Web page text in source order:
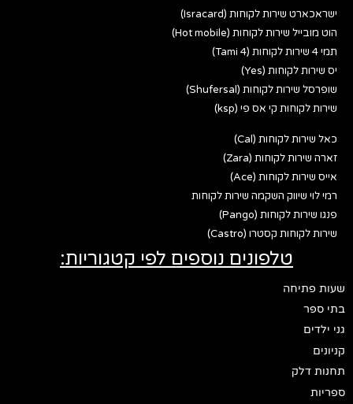
ישראכארט שירות לקוחות (Isracard)
הוט מובייל שירות לקוחות (Hot mobile)
תמי 4 שירות לקוחות (Tami 4)
יס שירות לקוחות (Yes)
שופרסל שירות לקוחות (Shufersal)
שירות לקוחות קי אס פי (ksp)
כאל שירות לקוחות (Cal)
זארה שירות לקוחות (Zara)
אייס שירות לקוחות (Ace)
רמי לוי שיווק השקמה שירות לקוחות
פנגו שירות לקוחות (Pango)
שירות לקוחות קסטרו (Castro)
טלפונים נוספים לפי קטגוריות:
שעות פתיחה
בתי ספר
גני ילדים
קניונים
תחנות דלק
ספריות